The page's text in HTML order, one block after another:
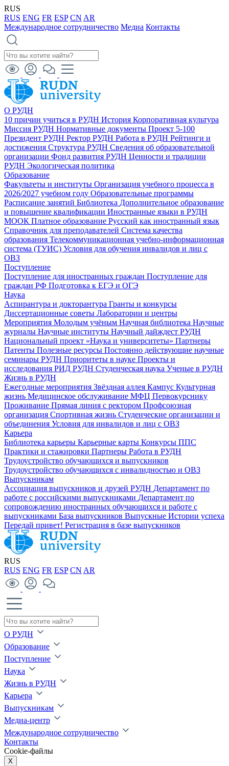
RUS
RUS ENG FR ESP CN AR
Международное сотрудничество Медиа Контакты
О РУДН
10 причин учиться в РУДН История Корпоративная культура
Миссия РУДН Нормативные документы Проект 5-100
Президент РУДН Ректор РУДН Работа в РУДН Рейтинги и
достижения Структура РУДН Сведения об образовательной
организации Фонд развития РУДН Ценности и традиции
РУДН Экологическая политика
Образование
Факультеты и институты Организация учебного процесса в
2026/2027 учебном году Образовательные программы
Расписание занятий Библиотека Дополнительное образование
и повышение квалификации Иностранные языки в РУДН
МООК Платное образование Русский как иностранный язык
Справочник для преподавателей Система качества
образования Телекоммуникационная учебно-информационная
система (ТУИС) Условия для обучения инвалидов и лиц с
ОВЗ
Поступление
Поступление для иностранных граждан Поступление для
граждан РФ Подготовка к ЕГЭ и ОГЭ
Наука
Аспирантура и докторантура Гранты и конкурсы
Диссертационные советы Лаборатории и центры
Мероприятия Молодым учёным Научная библиотека Научные
журналы Научные институты Научный дайждест РУДН
Национальный проект «Наука и университеты» Партнеры
Патенты Полезные ресурсы Постоянно действующие научные
семинары РУДН Приоритеты в науке Проекты и
исследования РИД РУДН Студенческая наука Ученые в РУДН
Жизнь в РУДН
Ежегодные мероприятия Звёздная аллея Кампус Культурная
жизнь Медицинское обслуживание МФЦ Первокурснику
Проживание Прямая линия с ректором Профсоюзная
организация Спортивная жизнь Студенческие организации и
объединения Условия для инвалидов и лиц с ОВЗ
Карьера
Библиотека карьеры Карьерные карты Конкурсы ППС
Практики и стажировки Партнеры Работа в РУДН
Трудоустройство обучающихся и выпускников
Трудоустройство обучающихся с инвалидностью и ОВЗ
Выпускникам
Ассоциация выпускников и друзей РУДН Департамент по
работе с российскими выпускниками Департамент по
сопровождению иностранных обучающихся и работе с
выпускниками База выпускников Выпускные Истории успеха
Передай привет! Регистрация в базе выпускников
RUS
RUS ENG FR ESP CN AR
О РУДН
Образование
Поступление
Наука
Жизнь в РУДН
Карьера
Выпускникам
Медиа-центр
Международное сотрудничество
Контакты
Cookie-файлы
X